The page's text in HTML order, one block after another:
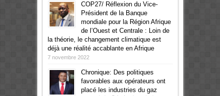
COP27/ Réflexion du Vice-
Président de la Banque
mondiale pour la Région Afrique
de l’Ouest et Centrale : Loin de
la théorie, le changement climatique est
déjà une réalité accablante en Afrique
7 novembre 2022
Chronique: Des politiques
favorables aux opérateurs ont
placé les industries du gaz